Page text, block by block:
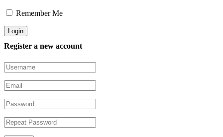
Remember Me
Register a new account